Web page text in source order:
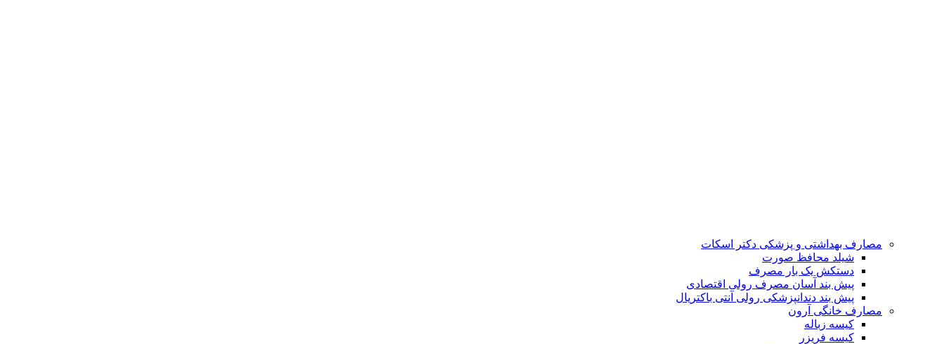
مصارف بهداشتی و پزشکی دکتر اسکات
شیلد محافظ صورت
دستکش یک بار مصرف
پیش بند آسان مصرف رولی اقتصادی
پیش بند دندانپزشکی رولی آنتی باکتریال
مصارف خانگی آرون
کیسه زباله
کیسه فریزر